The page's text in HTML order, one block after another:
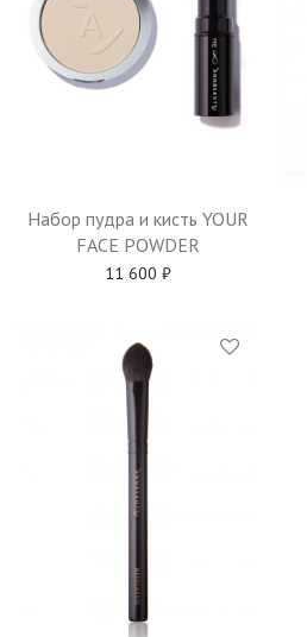
Набор пудра и кисть YOUR
FACE POWDER
11 600 ₽